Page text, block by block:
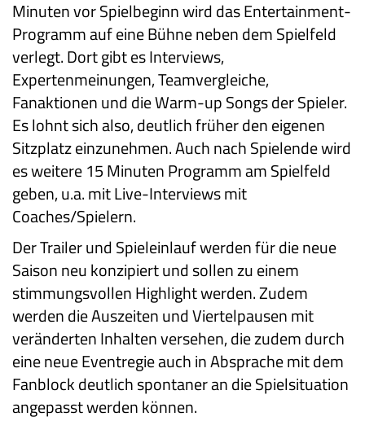
Minuten vor Spielbeginn wird das Entertainment-
Programm auf eine Bühne neben dem Spielfeld
verlegt. Dort gibt es Interviews,
Expertenmeinungen, Teamvergleiche,
Fanaktionen und die Warm-up Songs der Spieler.
Es lohnt sich also, deutlich früher den eigenen
Sitzplatz einzunehmen. Auch nach Spielende wird
es weitere 15 Minuten Programm am Spielfeld
geben, u.a. mit Live-Interviews mit
Coaches/Spielern.
Der Trailer und Spieleinlauf werden für die neue
Saison neu konzipiert und sollen zu einem
stimmungsvollen Highlight werden. Zudem
werden die Auszeiten und Viertelpausen mit
veränderten Inhalten versehen, die zudem durch
eine neue Eventregie auch in Absprache mit dem
Fanblock deutlich spontaner an die Spielsituation
angepasst werden können.